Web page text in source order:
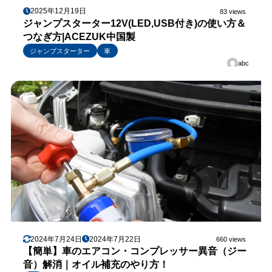
2025年12月19日 83 views
ジャンプスターター12V(LED,USB付き)の使い方＆
つなぎ方|ACEZUK中国製
ジャンプスターター
車
abc
2024年7月24日 2024年7月22日 660 views
【簡単】車のエアコン・コンプレッサー異音（ジー
音）解消｜オイル補充のやり方！